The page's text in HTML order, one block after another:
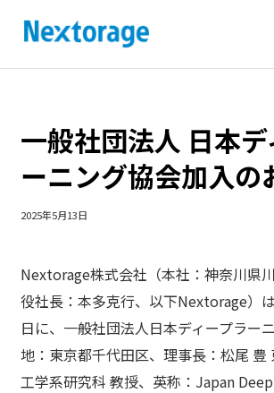
一般社団法人 日本
ーニング協会加入の
2025年5月13日
Nextorage株式会社（本社：神奈川県
役社長：本多克行、以下Nextorage）
日に、一般社団法人日本ディープラー
地：東京都千代田区、理事長：松尾 豊
工学系研究科 教授、英称：Japan